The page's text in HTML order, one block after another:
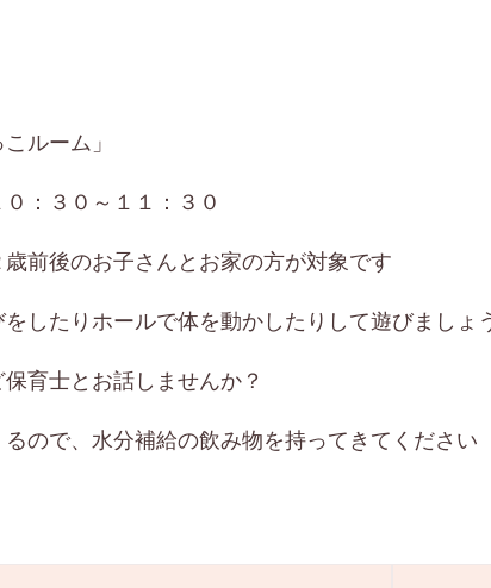
ルーム」
：３０～１１：３０
前後のお子さんとお家の方が対象です
したりホールで体を動かしたりして遊びましょ
育士とお話しませんか？
ので、水分補給の飲み物を持ってきてください